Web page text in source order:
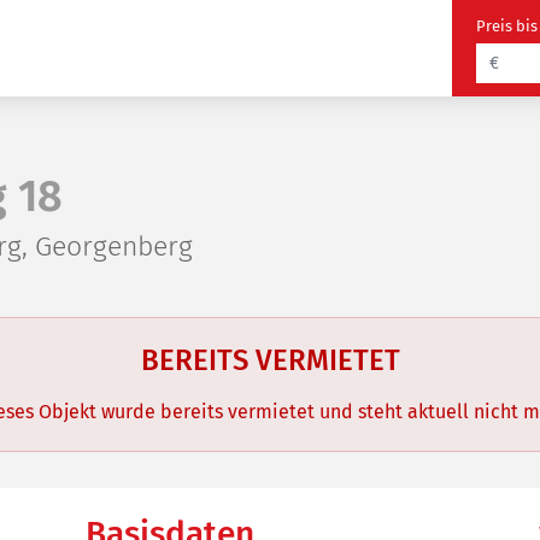
Preis bis
18
Georgenberg
BEREITS VERMIETET
Objekt wurde bereits vermietet und steht aktuell nicht